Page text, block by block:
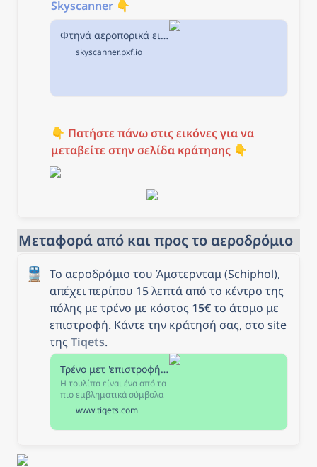
Skyscanner 👇
Φτηνά αεροπορικά εισιτήρια από Αθήνα προς Άμστερνταμ στην Skyscanner
skyscanner.pxf.io
👇 Πατήστε πάνω στις εικόνες για να
μεταβείτε στην σελίδα κράτησης 👇
Μεταφορά από και προς το αεροδρόμιο
🚆
Το αεροδρόμιο του Άμστερνταμ (Schiphol),
απέχει περίπου 15 λεπτά από το κέντρο της
πόλης με τρένο με κόστος 15€ το άτομο με
επιστροφή. Κάντε την κράτησή σας, στο site
της Tiqets.
Τρένο μετ 'επιστροφής από Schiphol προς Άμστερνταμ | Tiqets
Η τουλίπα είναι ένα από τα
πιο εμβληματικά σύμβολα
των Κάτω Χωρών - και
πουθενά αλλού δεν
λατρεύεται με μεγαλύτερη
www.tiqets.com